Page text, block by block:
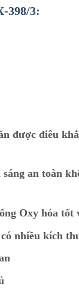
398/3:
được điêu
an toàn
Oxy hóa
nhiều kích